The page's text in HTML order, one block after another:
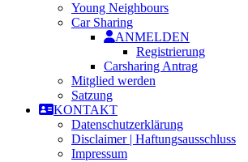
Young Neighbours
Car Sharing
ANMELDEN
Registrierung
Carsharing Antrag
Mitglied werden
Satzung
KONTAKT
Datenschutzerklärung
Disclaimer | Haftungsausschluss
Impressum